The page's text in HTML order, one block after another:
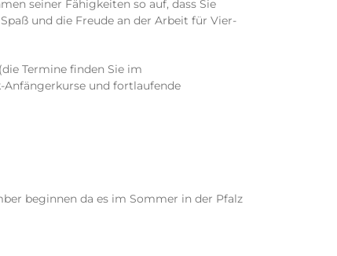
seiner Fähigkeiten so auf, dass Sie
und die Freude an der Arbeit für Vier-
Termine finden Sie im
Anfängerkurse und fortlaufende
beginnen da es im Sommer in der Pfalz